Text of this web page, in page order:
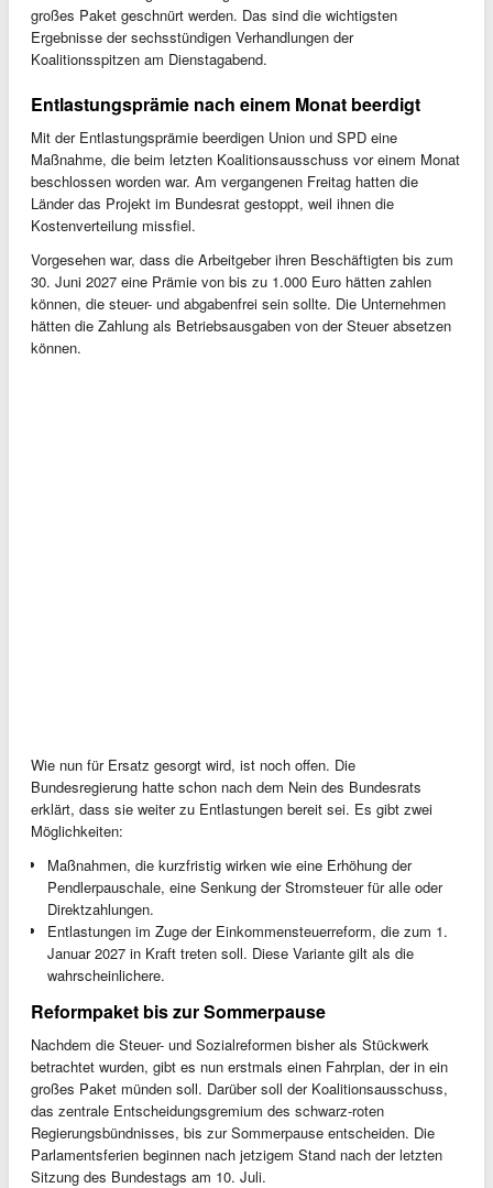
großes Paket geschnürt werden. Das sind die wichtigsten
Ergebnisse der sechsstündigen Verhandlungen der
Koalitionsspitzen am Dienstagabend.
Entlastungsprämie nach einem Monat beerdigt
Mit der Entlastungsprämie beerdigen Union und SPD eine
Maßnahme, die beim letzten Koalitionsausschuss vor einem Monat
beschlossen worden war. Am vergangenen Freitag hatten die
Länder das Projekt im Bundesrat gestoppt, weil ihnen die
Kostenverteilung missfiel.
Vorgesehen war, dass die Arbeitgeber ihren Beschäftigten bis zum
30. Juni 2027 eine Prämie von bis zu 1.000 Euro hätten zahlen
können, die steuer- und abgabenfrei sein sollte. Die Unternehmen
hätten die Zahlung als Betriebsausgaben von der Steuer absetzen
können.
Wie nun für Ersatz gesorgt wird, ist noch offen. Die
Bundesregierung hatte schon nach dem Nein des Bundesrats
erklärt, dass sie weiter zu Entlastungen bereit sei. Es gibt zwei
Möglichkeiten:
Maßnahmen, die kurzfristig wirken wie eine Erhöhung der
Pendlerpauschale, eine Senkung der Stromsteuer für alle oder
Direktzahlungen.
Entlastungen im Zuge der Einkommensteuerreform, die zum 1.
Januar 2027 in Kraft treten soll. Diese Variante gilt als die
wahrscheinlichere.
Reformpaket bis zur Sommerpause
Nachdem die Steuer- und Sozialreformen bisher als Stückwerk
betrachtet wurden, gibt es nun erstmals einen Fahrplan, der in ein
großes Paket münden soll. Darüber soll der Koalitionsausschuss,
das zentrale Entscheidungsgremium des schwarz-roten
Regierungsbündnisses, bis zur Sommerpause entscheiden. Die
Parlamentsferien beginnen nach jetzigem Stand nach der letzten
Sitzung des Bundestags am 10. Juli.